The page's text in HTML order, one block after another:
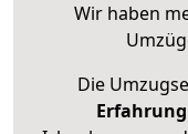
Wir haben
Die
Erfahrung